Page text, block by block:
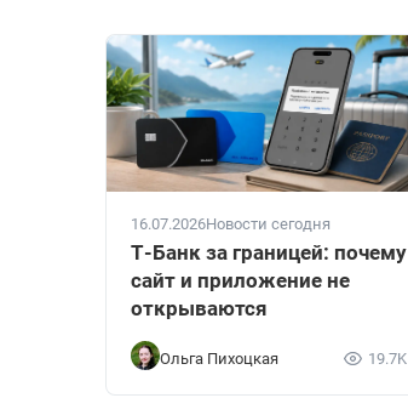
16.07.2026Новости сегодня
Т-Банк за границей: почему
сайт и приложение не
открываются
Ольга Пихоцкая 19.7K